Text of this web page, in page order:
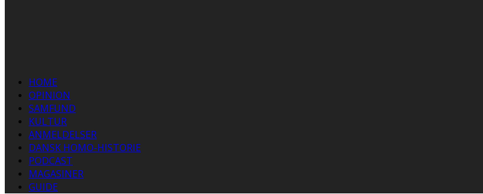
HOME
OPINION
SAMFUND
KULTUR
ANMELDELSER
DANSK HOMO-HISTORIE
PODCAST
MAGASINER
GUIDE